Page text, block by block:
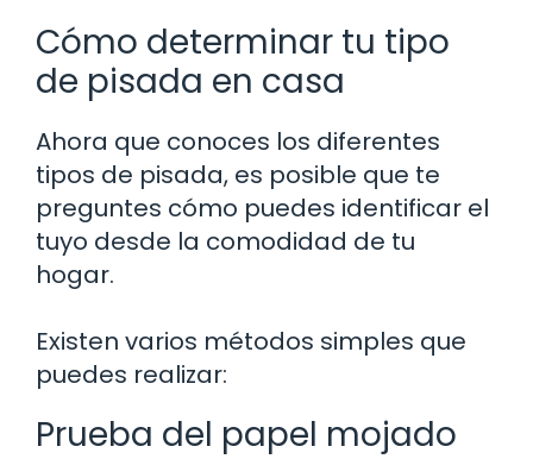
Cómo determinar tu tipo
de pisada en casa
Ahora que conoces los diferentes
tipos de pisada, es posible que te
preguntes cómo puedes identificar el
tuyo desde la comodidad de tu
hogar.
Existen varios métodos simples que
puedes realizar:
Prueba del papel mojado